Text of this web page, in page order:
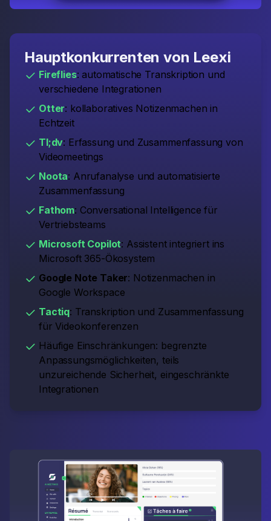
Hauptkonkurrenten von Leexi
Fireflies: automatische Transkription und
verschiedene Integrationen
Otter: kollaboratives Notizenmachen in
Echtzeit
Tl;dv: Erfassung und Zusammenfassung von
Videomeetings
Noota: Anrufanalyse und automatisierte
Zusammenfassung
Fathom: Conversational Intelligence für
Vertriebsteams
Microsoft Copilot: Assistent integriert ins
Microsoft 365-Ökosystem
Google Note Taker: Notizenmachen in
Google Workspace
Tactiq: Transkription und Zusammenfassung
für Videokonferenzen
Häufige Einschränkungen: begrenzte
Anpassungsmöglichkeiten, teils
unzureichende Sicherheit, eingeschränkte
Integrationen